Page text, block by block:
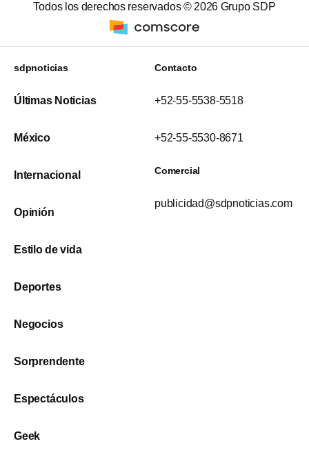
Todos los derechos reservados © 2026 Grupo SDP
sdpnoticias
Últimas Noticias
México
Internacional
Opinión
Estilo de vida
Deportes
Negocios
Sorprendente
Espectáculos
Geek
Contacto
+52-55-5538-5518
+52-55-5530-8671
Comercial
publicidad@sdpnoticias.com